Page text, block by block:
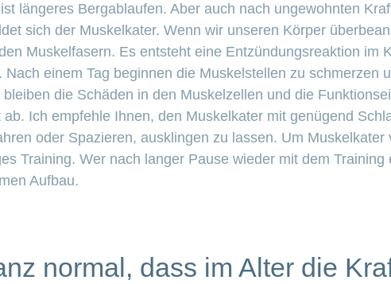
längeres Bergablaufen. Aber auch nach ungewohnten
sich der Muskelkater. Wenn wir unseren Körper
Muskelfasern. Es entsteht eine Entzündungsreaktion im
einem Tag beginnen die Muskelstellen zu schmerzen
die Schäden in den Muskelzellen und die
Ich empfehle Ihnen, den Muskelkater mit genügend
oder Spazieren, ausklingen zu lassen. Um Muskelkater
Training. Wer nach langer Pause wieder mit dem Training
Aufbau.
normal, dass im Alter die